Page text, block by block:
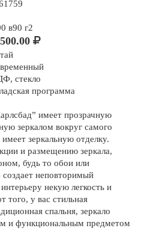
в90 г2
стекло
программа
имеет прозрачную
зеркалом вокруг самого
зеркальную отделку.
и размещению зеркала,
будь то обои или
неповторимый
некую легкость и
того, у вас стильная
спальня, зеркало
и функциональным предметом